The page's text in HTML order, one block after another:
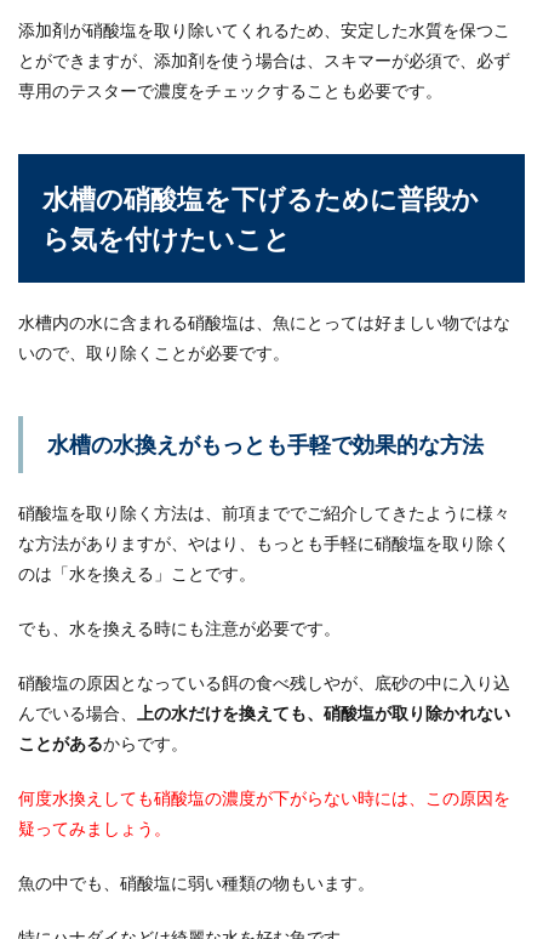
添加剤が硝酸塩を取り除いてくれるため、安定した水質を保つこ
とができますが、添加剤を使う場合は、スキマーが必須で、必ず
専用のテスターで濃度をチェックすることも必要です。
水槽の硝酸塩を下げるために普段か
ら気を付けたいこと
水槽内の水に含まれる硝酸塩は、魚にとっては好ましい物ではな
いので、取り除くことが必要です。
水槽の水換えがもっとも手軽で効果的な方法
硝酸塩を取り除く方法は、前項まででご紹介してきたように様々
な方法がありますが、やはり、もっとも手軽に硝酸塩を取り除く
のは「水を換える」ことです。
でも、水を換える時にも注意が必要です。
硝酸塩の原因となっている餌の食べ残しやが、底砂の中に入り込
んでいる場合、
上の水だけを換えても、硝酸塩が取り除かれない
ことがあるからです。
何度水換えしても硝酸塩の濃度が下がらない時には、この原因を
疑ってみましょう。
魚の中でも、硝酸塩に弱い種類の物もいます。